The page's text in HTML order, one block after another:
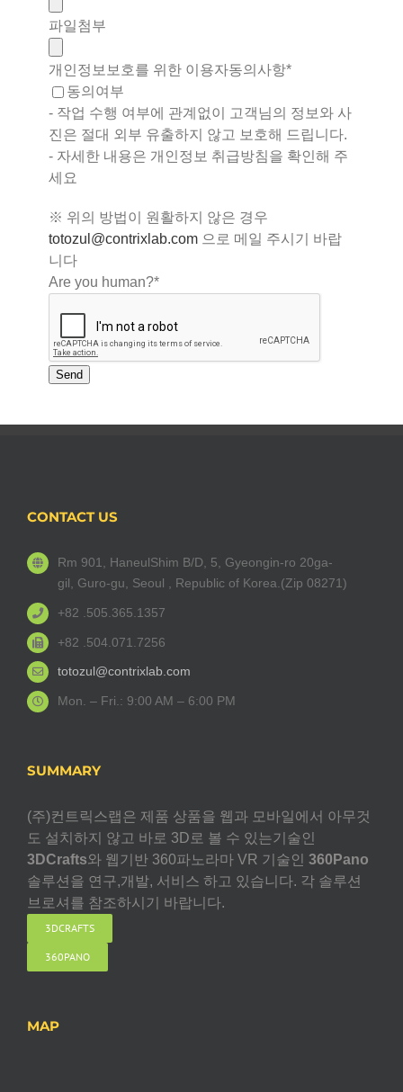
파일첨부
개인정보보호를 위한 이용자동의사항*
동의여부
- 작업 수행 여부에 관계없이 고객님의 정보와 사
진은 절대 외부 유출하지 않고 보호해 드립니다.
- 자세한 내용은 개인정보 취급방침을 확인해 주
세요
※ 위의 방법이 원활하지 않은 경우
totozul@contrixlab.com 으로 메일 주시기 바랍
니다
Contact
Are you human?*
Send
CONTACT US
Rm 901, HaneulShim B/D, 5, Gyeongin-ro 20ga-
gil, Guro-gu, Seoul , Republic of Korea.(Zip 08271)
+82 .505.365.1357
+82 .504.071.7256
totozul@contrixlab.com
Mon. – Fri.: 9:00 AM – 6:00 PM
SUMMARY
(주)컨트릭스랩은 제품 상품을 웹과 모바일에서 아무것
도 설치하지 않고 바로 3D로 볼 수 있는기술인
3DCrafts와 웹기반 360파노라마 VR 기술인 360Pano
솔루션을 연구,개발, 서비스 하고 있습니다. 각 솔루션
브로셔를 참조하시기 바랍니다.
3DCRAFTS
360PANO
MAP